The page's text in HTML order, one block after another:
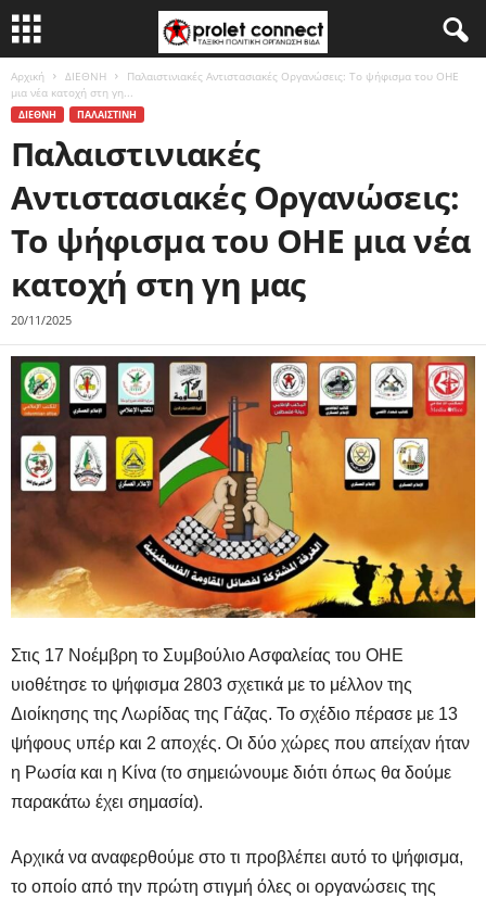
Αρχική ΔΙΕΘΝΗ
Παλαιστινιακές Αντιστασιακές Οργανώσεις: Το ψήφισμα του ΟΗΕ
μια νέα κατοχή στη γη...
ΔΙΕΘΝΗ ΠΑΛΑΙΣΤΙΝΗ
Παλαιστινιακές
Αντιστασιακές Οργανώσεις:
Το ψήφισμα του ΟΗΕ μια νέα
κατοχή στη γη μας
20/11/2025
Στις 17 Νοέμβρη το Συμβούλιο Ασφαλείας του ΟΗΕ
υιοθέτησε το ψήφισμα 2803 σχετικά με το μέλλον της
Διοίκησης της Λωρίδας της Γάζας. Το σχέδιο πέρασε με 13
ψήφους υπέρ και 2 αποχές. Οι δύο χώρες που απείχαν ήταν
η Ρωσία και η Κίνα (το σημειώνουμε διότι όπως θα δούμε
παρακάτω έχει σημασία).
Αρχικά να αναφερθούμε στο τι προβλέπει αυτό το ψήφισμα,
το οποίο από την πρώτη στιγμή όλες οι οργανώσεις της